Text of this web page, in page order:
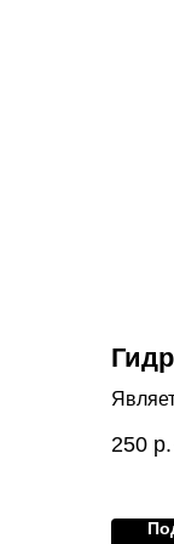
250 р.